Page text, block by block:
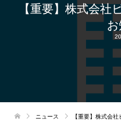
【重要】株式会社
ニュース 【重要】株式会